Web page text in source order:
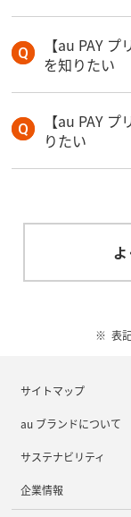
【au PAY
を知りたい
【au PAY
りたい
表
サイトマップ
au ブランドについて
サステナビリティ
企業情報